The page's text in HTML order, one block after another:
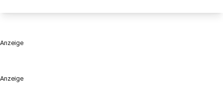
Anzeige
Anzeige